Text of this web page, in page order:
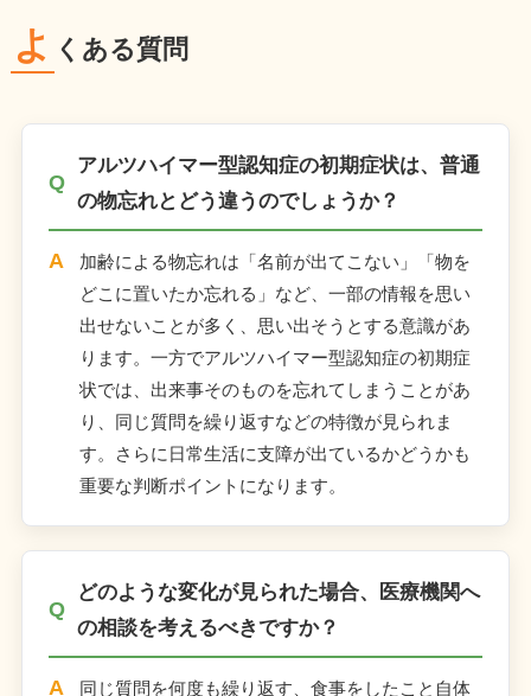
よ くある質問
アルツハイマー型認知症の初期症状は、普通
の物忘れとどう違うのでしょうか？
加齢による物忘れは「名前が出てこない」「物を
どこに置いたか忘れる」など、一部の情報を思い
出せないことが多く、思い出そうとする意識があ
ります。一方でアルツハイマー型認知症の初期症
状では、出来事そのものを忘れてしまうことがあ
り、同じ質問を繰り返すなどの特徴が見られま
す。さらに日常生活に支障が出ているかどうかも
重要な判断ポイントになります。
どのような変化が見られた場合、医療機関へ
の相談を考えるべきですか？
同じ質問を何度も繰り返す、食事をしたこと自体